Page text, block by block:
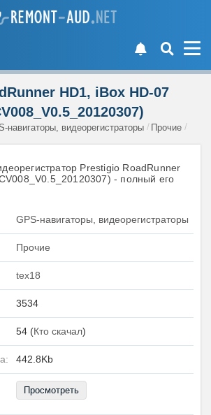
HD1, iBox HD-07
навигаторы, видеорегистраторы Прочие
Prestigio RoadRunner
- полный его
GPS-навигаторы, видеорегистраторы
Прочие
tex18
3534
54 (Кто скачал)
442.8Kb
Просмотреть